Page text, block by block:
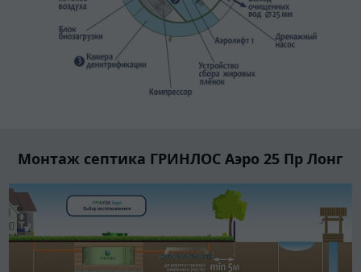
Монтаж септика ГРИНЛОС Аэро 25 Пр Лонг